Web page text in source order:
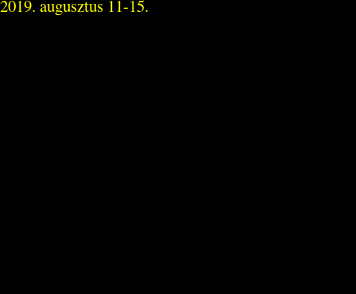
2019. augusztus 11-15.